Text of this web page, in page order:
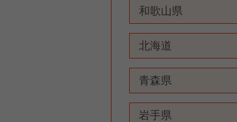
和歌山県
北海道
青森県
岩手県